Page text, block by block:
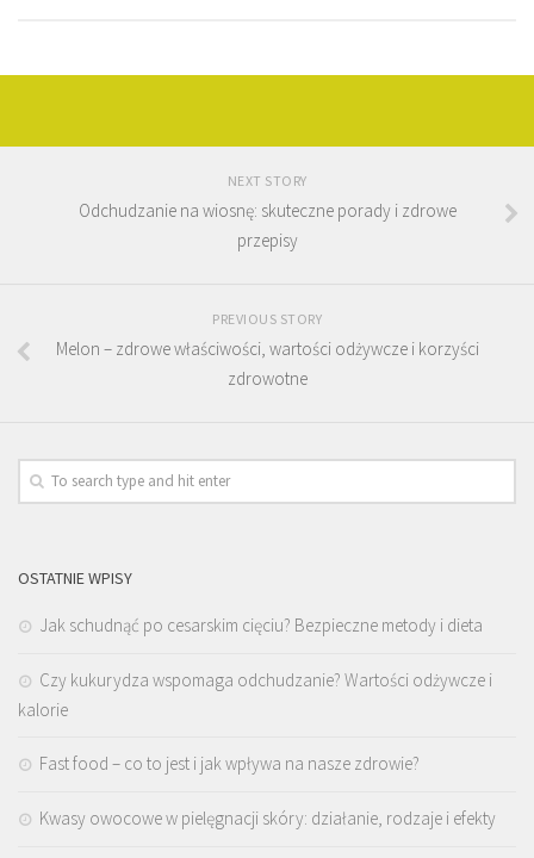
NEXT STORY
Odchudzanie na wiosnę: skuteczne porady i zdrowe
przepisy
PREVIOUS STORY
Melon – zdrowe właściwości, wartości odżywcze i korzyści
zdrowotne
OSTATNIE WPISY
Jak schudnąć po cesarskim cięciu? Bezpieczne metody i dieta
Czy kukurydza wspomaga odchudzanie? Wartości odżywcze i
kalorie
Fast food – co to jest i jak wpływa na nasze zdrowie?
Kwasy owocowe w pielęgnacji skóry: działanie, rodzaje i efekty